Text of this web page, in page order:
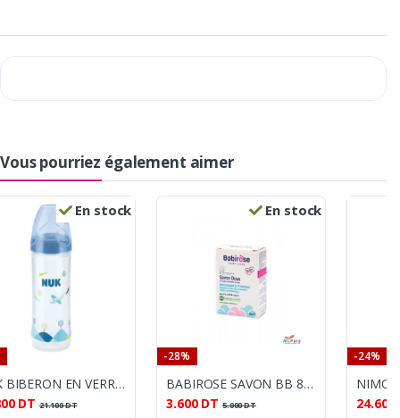
Vous pourriez également aimer
En stock
NUK BIBERON EN VERRE CLASSIC 240ML
DT 21.100DT
En stock
-28%
BABIROSE SAVON BB 85GR
3.600 DT 5.000DT
-24%
24.600